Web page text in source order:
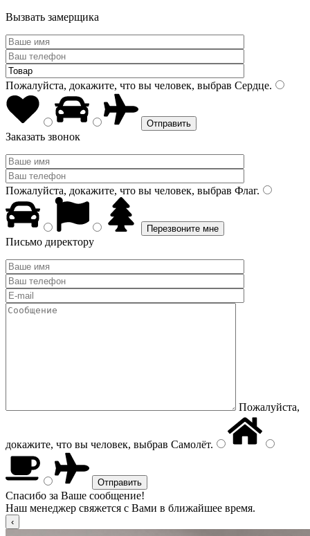
Вызвать замерщика
Пожалуйста, докажите, что вы человек, выбрав Сердце.
Заказать звонок
Пожалуйста, докажите, что вы человек, выбрав Флаг.
Письмо директору
Пожалуйста,
докажите, что вы человек, выбрав Самолёт.
Спасибо за Ваше сообщение!
Наш менеджер свяжется с Вами в ближайшее время.